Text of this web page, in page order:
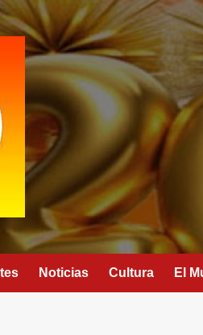
Noticias Cultura El